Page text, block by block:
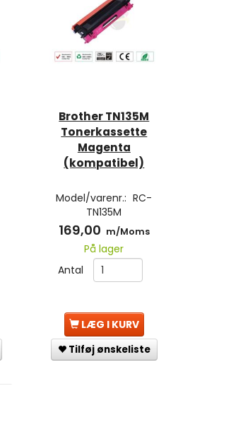
Brother TN135M
Tonerkassette
Magenta
(kompatibel)
Model/varenr.: RC-
TN135M
169,00 m/Moms
På lager
Antal
LÆG I KURV
Tilføj ønskeliste